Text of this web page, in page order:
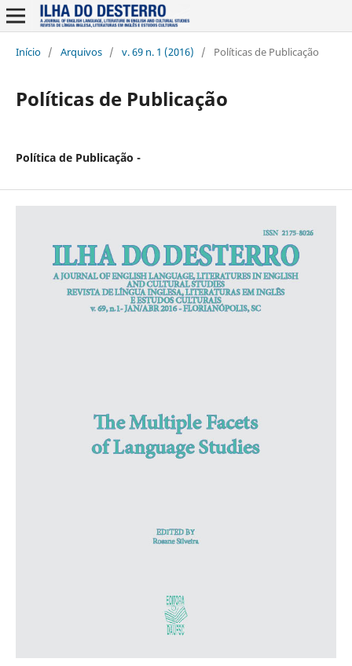
Início / Arquivos / v. 69 n. 1 (2016) / Políticas de Publicação
Políticas de Publicação
Política de Publicação -